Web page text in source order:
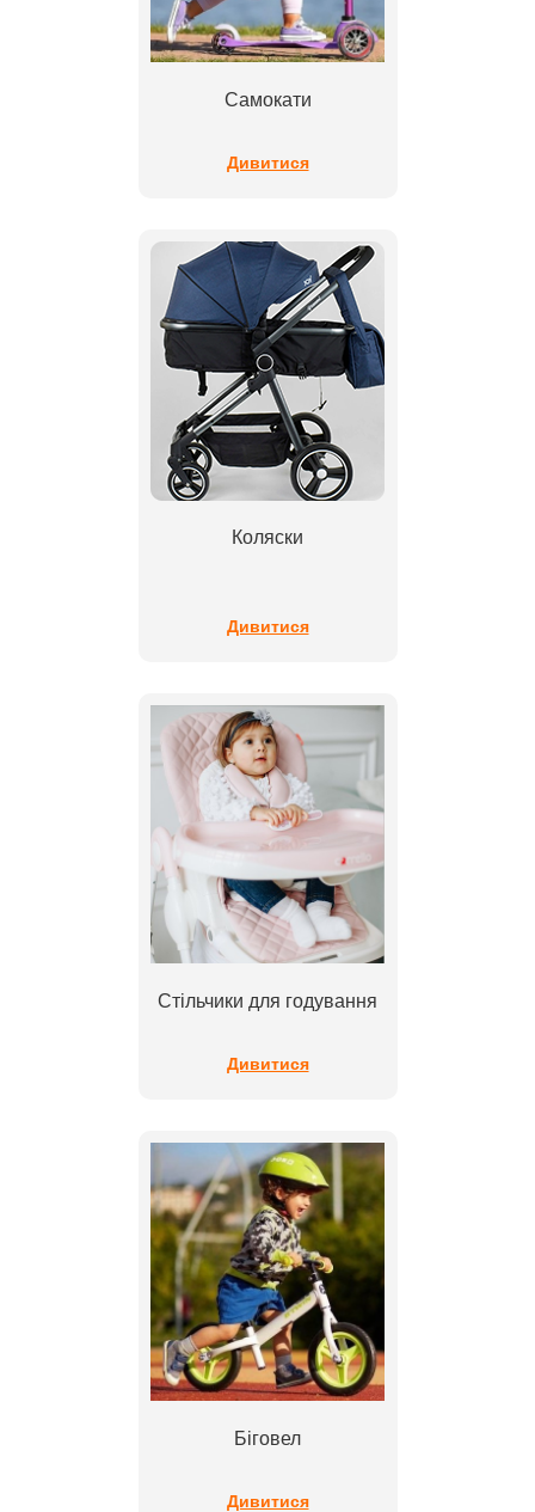
Самокати
Дивитися
Коляски
Дивитися
Стільчики для годування
Дивитися
Біговел
Дивитися